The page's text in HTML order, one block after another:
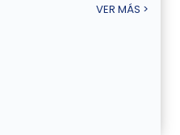
VER MÁS >